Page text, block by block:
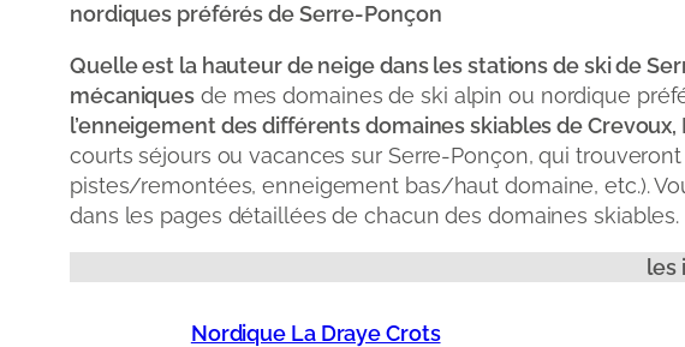
nordiques préférés de Serre-Ponçon
Quelle est la hauteur de neige dans les stations de ski de
mécaniques de mes domaines de ski alpin ou nordique
l’enneigement des différents domaines skiables de Crevoux,
courts séjours ou vacances sur Serre-Ponçon, qui
pistes/remontées, enneigement bas/haut domaine, etc.).
dans les pages détaillées de chacun des domaines skiables.
les
Nordique La Draye Crots